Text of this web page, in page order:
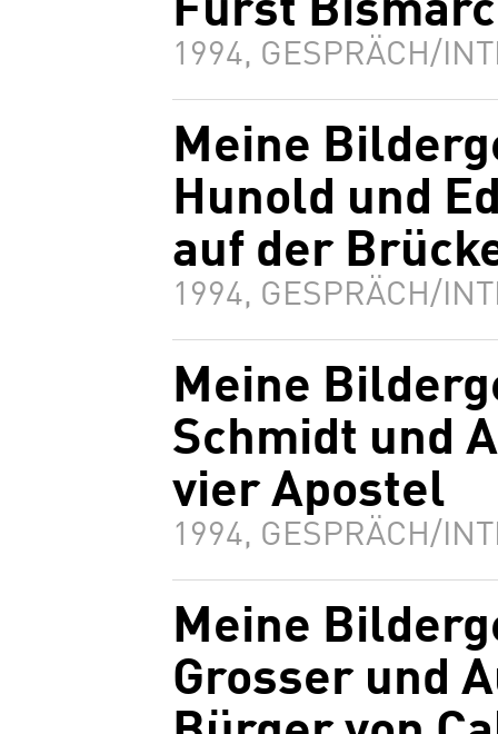
Fürst
1994, GESPRÄCH/
Meine
Hunold und
auf der
1994, GESPRÄCH/
Meine
Schmidt und
vier Apostel
1994, GESPRÄCH/
Meine
Grosser und